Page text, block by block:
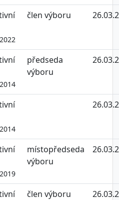
člen výboru
předseda
výboru
místopředseda
výboru
člen výboru